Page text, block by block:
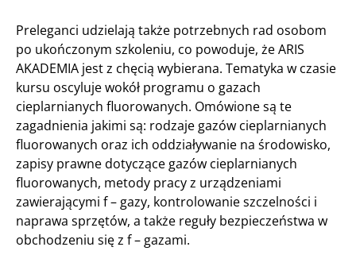
Preleganci udzielają także potrzebnych rad osobom
po ukończonym szkoleniu, co powoduje, że ARIS
AKADEMIA jest z chęcią wybierana. Tematyka w czasie
kursu oscyluje wokół programu o gazach
cieplarnianych fluorowanych. Omówione są te
zagadnienia jakimi są: rodzaje gazów cieplarnianych
fluorowanych oraz ich oddziaływanie na środowisko,
zapisy prawne dotyczące gazów cieplarnianych
fluorowanych, metody pracy z urządzeniami
zawierającymi f – gazy, kontrolowanie szczelności i
naprawa sprzętów, a także reguły bezpieczeństwa w
obchodzeniu się z f – gazami.